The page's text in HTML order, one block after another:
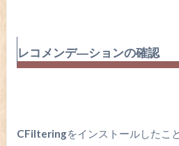
レコメンデ―ションの確認
CFilteringをインストールしたこ